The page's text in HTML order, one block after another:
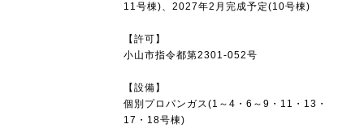
11号棟)、2027年2月完成予定(10号棟)
【許可】
小山市指令都第2301-052号
【設備】
個別プロパンガス(1～4・6～9・11・13・
17・18号棟)